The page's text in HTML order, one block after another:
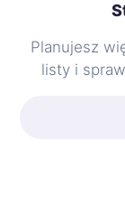
Planujesz
listy i